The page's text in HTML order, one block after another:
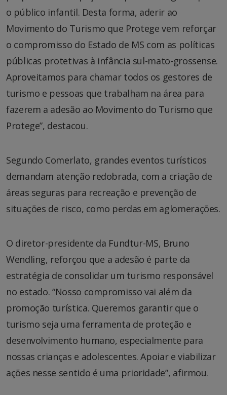
o público infantil. Desta forma, aderir ao
Movimento do Turismo que Protege vem reforçar
o compromisso do Estado de MS com as políticas
públicas protetivas à infância sul-mato-grossense.
Aproveitamos para chamar todos os gestores de
turismo e pessoas que trabalham na área para
fazerem a adesão ao Movimento do Turismo que
Protege”, destacou.
Segundo Comerlato, grandes eventos turísticos
demandam atenção redobrada, com a criação de
áreas seguras para recreação e prevenção de
situações de risco, como perdas em aglomerações.
O diretor-presidente da Fundtur-MS, Bruno
Wendling, reforçou que a adesão é parte da
estratégia de consolidar um turismo responsável
no estado. “Nosso compromisso vai além da
promoção turística. Queremos garantir que o
turismo seja uma ferramenta de proteção e
desenvolvimento humano, especialmente para
nossas crianças e adolescentes. Apoiar e viabilizar
ações nesse sentido é uma prioridade”, afirmou.